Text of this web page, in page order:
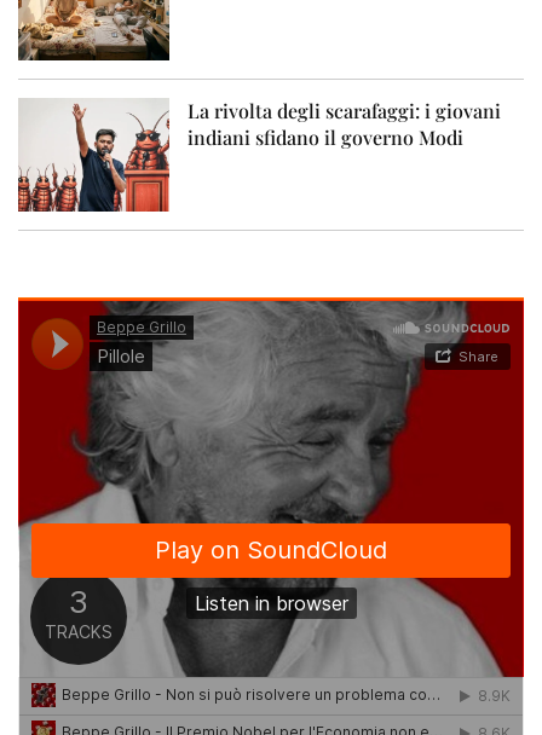
La rivolta degli scarafaggi: i giovani
indiani sfidano il governo Modi